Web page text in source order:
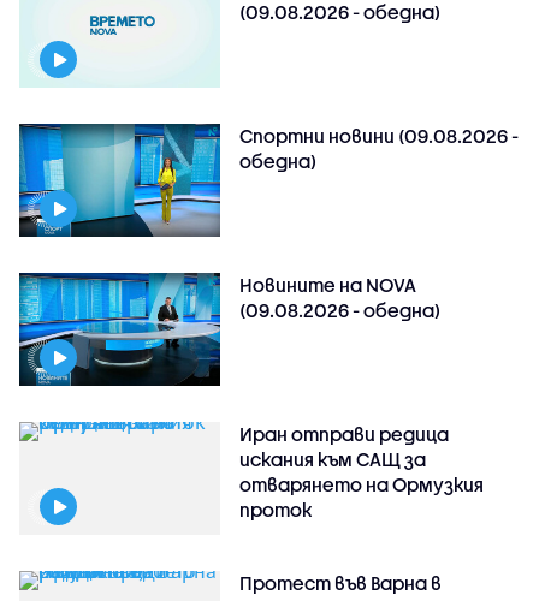
(09.08.2026 - обедна)
Спортни новини (09.08.2026 -
обедна)
Новините на NOVA
(09.08.2026 - обедна)
Иран отправи редица
искания към САЩ за
отварянето на Ормузкия
проток
Протест във Варна в